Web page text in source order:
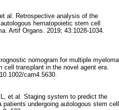
al. Retrospective analysis of the
hematopoietic stem cell
Artif Organs. 2019; 43:1028-1034.
nomogram for multiple myeloma
transplant in the novel agent era.
cam4.5630.
et al. Staging system to predict the
undergoing autologous stem cell